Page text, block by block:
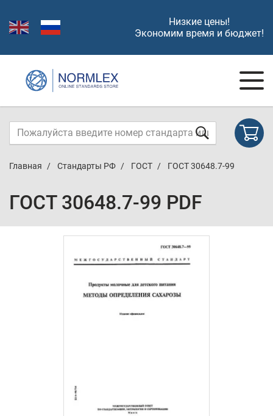
Низкие цены!
Экономим время и бюджет!
Главная Стандарты РФ ГОСТ ГОСТ 30648.7-99
ГОСТ 30648.7-99 PDF